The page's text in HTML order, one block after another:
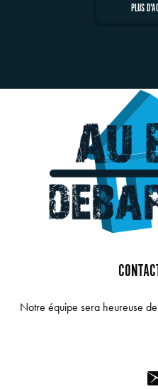
PLUS
Notre équipe sera heureuse